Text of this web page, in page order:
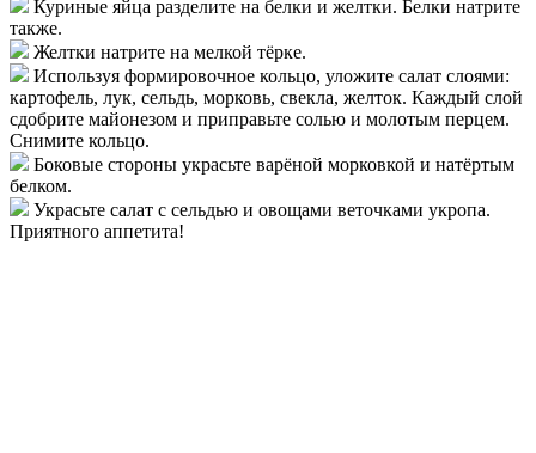
Куриные яйца разделите на белки и желтки. Белки натрите
также.
Желтки натрите на мелкой тёрке.
Используя формировочное кольцо, уложите салат слоями:
картофель, лук, сельдь, морковь, свекла, желток. Каждый слой
сдобрите майонезом и приправьте солью и молотым перцем.
Снимите кольцо.
Боковые стороны украсьте варёной морковкой и натёртым
белком.
Украсьте салат с сельдью и овощами веточками укропа.
Приятного аппетита!